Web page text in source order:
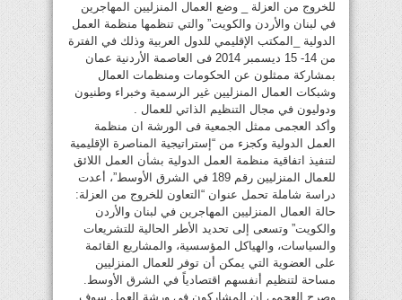
للخروج من العزلة _ وضع العمال المنزليين المهاجرين
في لبنان والأردن والكويت” والتي تنظمها منظمة العمل
الدولية _المكتب الإقليمي للدول العربية وذلك في الفترة
من 14- 15 ديسمبر 2014 فى العاصمة الأردنية عمان
بمشاركة ممثلون عن الحكومات ومنظمات العمال
وشبكات العمال المنزليين غير الرسمية وخبراء وطنيون
ودوليون في مجال التنظيم الذاتي للعمال .
وأكد العجمى ممثل الجمعية فى الورشة ان منظمة
العمل الدولية وكجزء من “إستراتيجية المناصرة الإقليمية
لتنفيذ اتفاقية منظمة العمل الدولية بشأن العمل اللائق
للعمال المنزليين رقم 189 في الشرق الأوسط”، أعدت
دراسة شاملة تحمل عنوان “التعاون للخروج من العزلة:
حالة العمال المنزليين المهاجرين في لبنان والأردن
والكويت” وتسعى إلى تحديد الأطر الحالية للتشريعات
والسياسات، والهياكل المؤسسية، والمشاريع القائمة
على العضوية التي يمكن أن توفر للعمال المنزليين
مساحة لتنظيم أنفسهم اقتصادياً في الشرق الأوسط.
وصرح العجمي ان المشاركون في ورشة العمل سوف